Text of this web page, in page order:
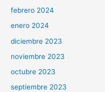
febrero 2024
enero 2024
diciembre 2023
noviembre 2023
octubre 2023
septiembre 2023